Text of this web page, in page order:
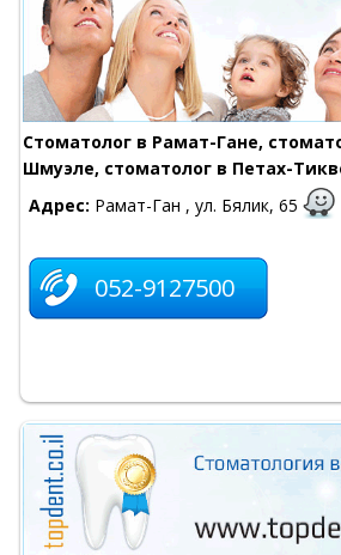
Стоматолог в Рамат-Гане,
Шмуэле, стоматолог в Петах-
Адрес: Рамат-Ган , ул. Бялик, 65
052-9127500